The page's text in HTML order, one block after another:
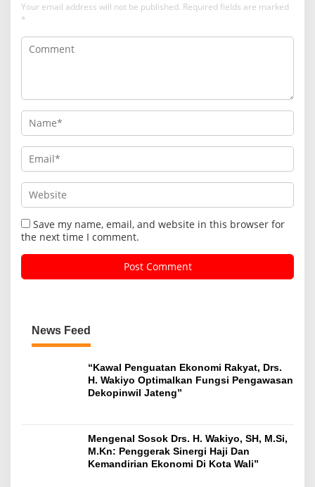
Your email address will not be published. Required fields are marked
*
Save my name, email, and website in this browser for
the next time I comment.
News Feed
“Kawal Penguatan Ekonomi Rakyat, Drs.
H. Wakiyo Optimalkan Fungsi Pengawasan
Dekopinwil Jateng”
Mengenal Sosok Drs. H. Wakiyo, SH, M.Si,
M.Kn: Penggerak Sinergi Haji Dan
Kemandirian Ekonomi Di Kota Wali”